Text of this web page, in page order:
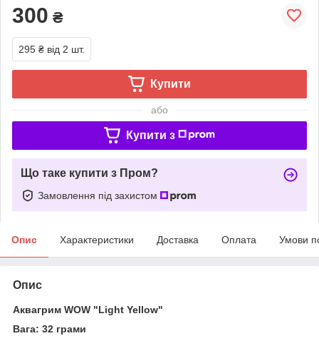
300 ₴
295 ₴ від 2 шт.
Купити
або
Купити з
Що таке купити з Пром?
Замовлення під захистом
Опис Характеристики Доставка Оплата Умови
Опис
Аквагрим WOW "Light Yellow"
Вага: 32 грами